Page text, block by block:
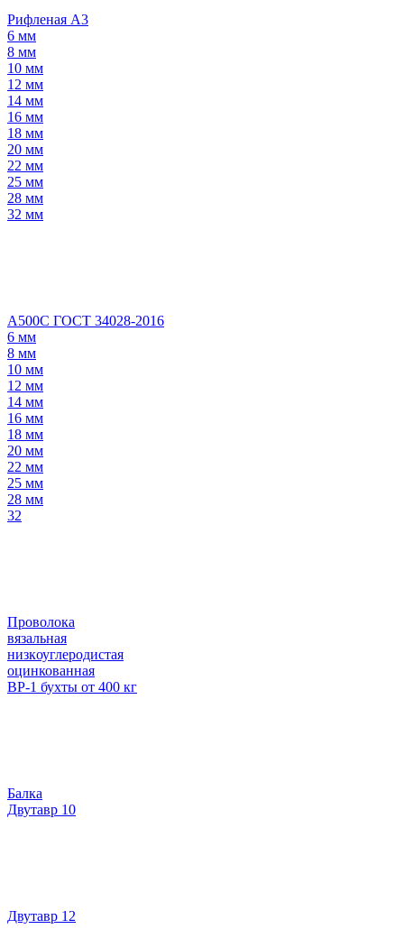
Рифленая А3
6 мм
8 мм
10 мм
12 мм
14 мм
16 мм
18 мм
20 мм
22 мм
25 мм
28 мм
32 мм
А500С ГОСТ 34028-2016
6 мм
8 мм
10 мм
12 мм
14 мм
16 мм
18 мм
20 мм
22 мм
25 мм
28 мм
32
Проволока
вязальная
низкоуглеродистая
оцинкованная
ВР-1 бухты от 400 кг
Балка
Двутавр 10
Двутавр 12